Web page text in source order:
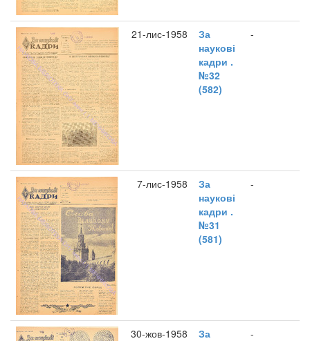
21-лис-1958
За
наукові
кадри .
№32
(582)
-
7-лис-1958
За
наукові
кадри .
№31
(581)
-
30-жов-1958
За
-